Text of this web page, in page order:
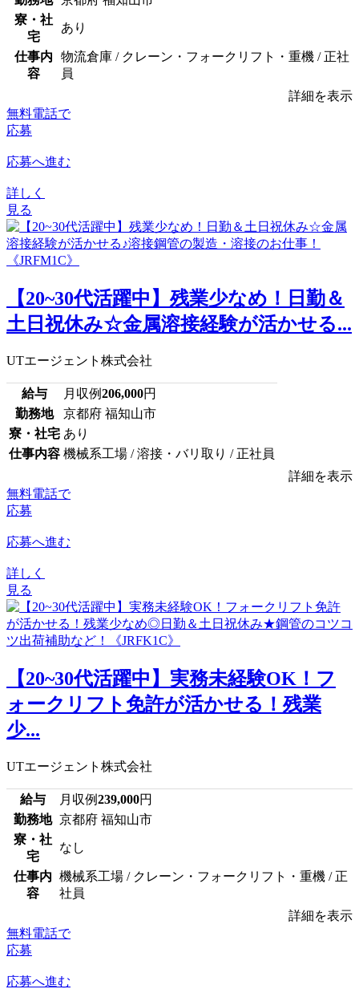
寮・社
宅
あり
仕事内
容
物流倉庫 / クレーン・フォークリフト・重機 / 正社
員
詳細を表示
無料電話で
応募
応募へ進む
詳しく
見る
【20~30代活躍中】残業少なめ！日勤＆
土日祝休み☆金属溶接経験が活かせる...
UTエージェント株式会社
給与 月収例206,000円
勤務地
京都府 福知山市
寮・社宅 あり
仕事内容 機械系工場 / 溶接・バリ取り / 正社員
詳細を表示
無料電話で
応募
応募へ進む
詳しく
見る
【20~30代活躍中】実務未経験OK！フ
ォークリフト免許が活かせる！残業
少...
UTエージェント株式会社
給与 月収例239,000円
勤務地 京都府 福知山市
寮・社
宅
なし
仕事内
容
機械系工場 / クレーン・フォークリフト・重機 / 正
社員
詳細を表示
無料電話で
応募
応募へ進む